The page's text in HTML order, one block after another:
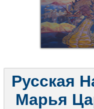
Русская
Марья